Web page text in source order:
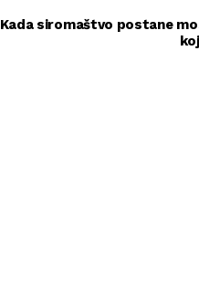
Kada siromaštvo postane